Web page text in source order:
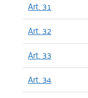
Art. 31
Art. 32
Art. 33
Art. 34